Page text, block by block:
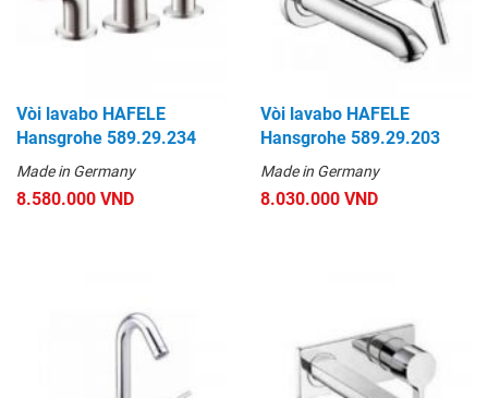
Vòi lavabo HAFELE
Hansgrohe 589.29.234
Made in Germany
8.580.000 VND
Vòi lavabo HAFELE
Hansgrohe 589.29.203
Made in Germany
8.030.000 VND